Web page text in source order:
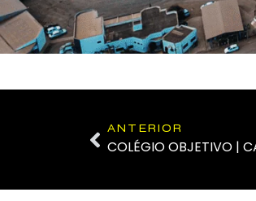
ANTERIOR
COLÉGIO OBJETIVO |